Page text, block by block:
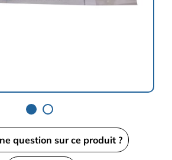
question sur ce produit ?